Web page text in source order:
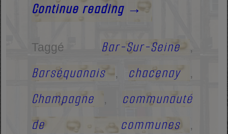
Continue reading →
Taggé Bar-Sur-Seine ,
Barséquanais , chacenay ,
Champagne , communauté
de communes
,